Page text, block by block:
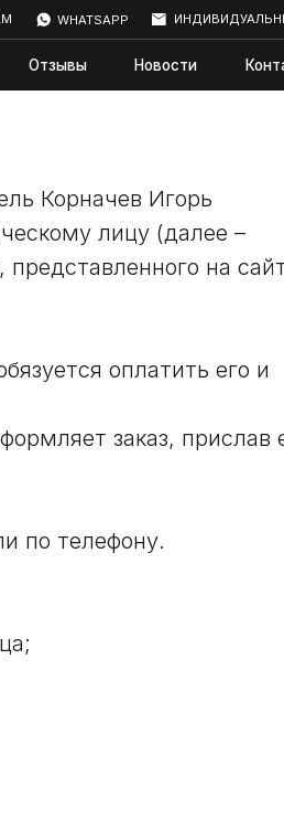
ИНДИВИДУАЛЬНЫЙ ЗАКАЗ
Новости Контакты
Корначев Игорь
лицу (далее –
на
оплатить его и
заказ, прислав
по телефону.